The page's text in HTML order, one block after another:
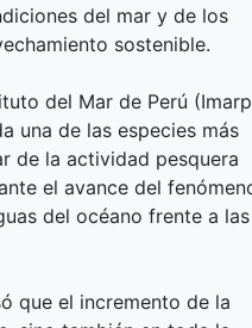
del mar y de los
sostenible.
del Mar de Perú
una de las especies más
de la actividad pesquera
el avance del
del océano frente a las
que el incremento de la